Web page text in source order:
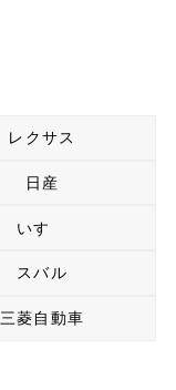
レクサス
日産
いすゞ
スバル
三菱自動車